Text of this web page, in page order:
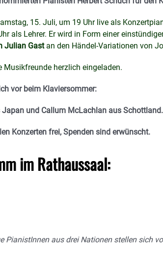
15. Juli, um 19 Uhr live als
als Lehrer. Er wird in Form einer
Julian Gastan den Händel-Variationen von
Musikfreunde herzlich eingeladen.
vor beim Klaviersommer:
und Callum McLachlan aus Schottland.
Konzerten frei, Spenden sind erwünscht.
im Rathaussaal:
PianistInnen aus drei Nationen stellen sich